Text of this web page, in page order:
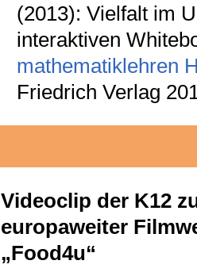
(2013): Vielfalt im
interaktiven
mathematiklehren
Friedrich Verlag
Videoclip der K12
europaweiter
„Food4u“